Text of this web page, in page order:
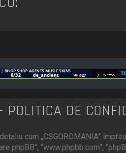
POLITICA DE
cum „CSGOROMANIA”
phpBB”, “www.phpbb.com”,